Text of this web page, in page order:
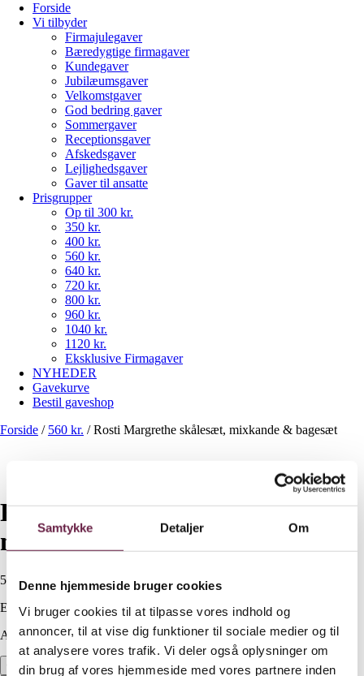
Samtykke Detaljer Om
Denne hjemmeside bruger cookies
Vi bruger cookies til at tilpasse vores indhold og
annoncer, til at vise dig funktioner til sociale medier og til
at analysere vores trafik. Vi deler også oplysninger om
din brug af vores hjemmeside med vores partnere inden
Forside
Vi tilbyder
Firmajulegaver
Bæredygtige firmagaver
Kundegaver
Jubilæumsgaver
Velkomstgaver
God bedring gaver
Sommergaver
Receptionsgaver
Afskedsgaver
Lejlighedsgaver
Gaver til ansatte
Prisgrupper
Op til 300 kr.
350 kr.
400 kr.
560 kr.
640 kr.
720 kr.
800 kr.
960 kr.
1040 kr.
1120 kr.
Eksklusive Firmagaver
NYHEDER
Gavekurve
Bestil gaveshop
Forside / 560 kr. /Rosti Margrethe skålesæt, mixkande & bagesæt
Rosti Margrethe skålesæt,
mixkande & bagesæt
560,00
DKK
Ekskl. moms
Available on backorder
Rosti Margrethe skålesæt, mixkande & bagesæt antal